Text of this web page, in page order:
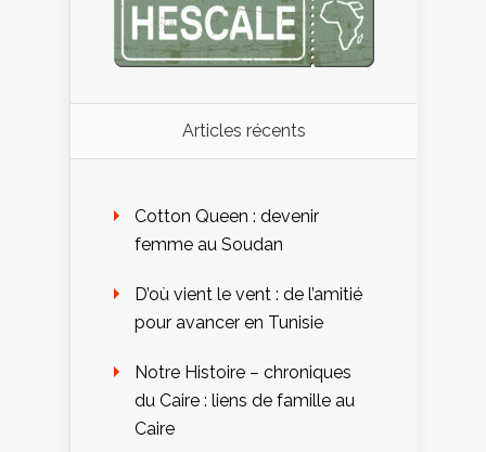
Articles récents
Cotton Queen : devenir
femme au Soudan
D’où vient le vent : de l’amitié
pour avancer en Tunisie
Notre Histoire – chroniques
du Caire : liens de famille au
Caire